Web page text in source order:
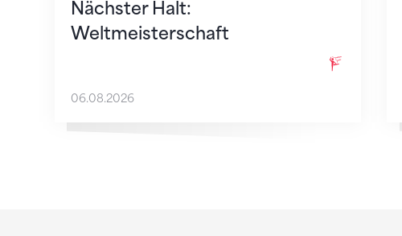
Nächster Halt:
Weltmeisterschaft
06.08.2026